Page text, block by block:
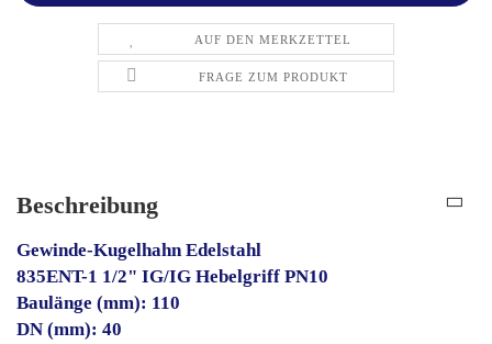
AUF DEN MERKZETTEL
FRAGE ZUM PRODUKT
Beschreibung
Gewinde-Kugelhahn Edelstahl
835ENT-1 1/2" IG/IG Hebelgriff PN10
Baulänge (mm): 110
DN (mm): 40